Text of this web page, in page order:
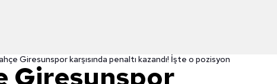
Giresunspor karşısında penaltı kazandı! İşte o pozisyon
Giresunspor